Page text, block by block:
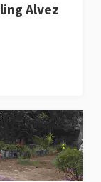
Alvez